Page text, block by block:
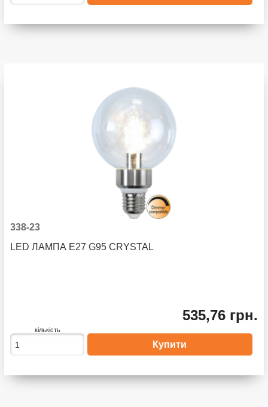
338-23
LED ЛАМПА E27 G95 CRYSTAL
535,76 грн.
кількість